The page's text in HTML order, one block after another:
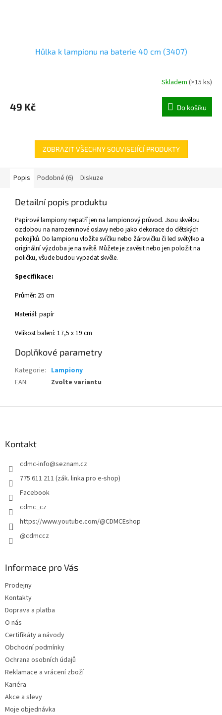
Hůlka k lampionu na baterie 40 cm (3407)
Skladem (>15 ks)
49 Kč Do košíku
ZOBRAZIT VŠECHNY SOUVISEJÍCÍ PRODUKTY
Popis Podobné (6) Diskuze
Detailní popis produktu
Papírové lampiony nepatří jen na lampionový průvod. Jsou skvělou
ozdobou na narozeninové oslavy nebo jako dekorace do dětských
pokojíků. Do lampionu vložíte svíčku nebo žárovičku či led světýlko a
originální výzdoba je na světě. Můžete je zavěsit nebo jen položit na
poličku, všude budou vypadat skvěle.
Specifikace:
Průměr: 25 cm
Materiál: papír
Velikost balení: 17,5 x 19 cm
Doplňkové parametry
Kategorie: Lampiony
EAN: Zvolte variantu
Kontakt
cdmc-info@seznam.cz
775 611 211 (zák. linka pro e-shop)
Facebook
cdmc_cz
https://www.youtube.com/@CDMCEshop
@cdmccz
Informace pro Vás
Prodejny
Kontakty
Doprava a platba
O nás
Certifikáty a návody
Obchodní podmínky
Ochrana osobních údajů
Reklamace a vrácení zboží
Kariéra
Akce a slevy
Moje objednávka